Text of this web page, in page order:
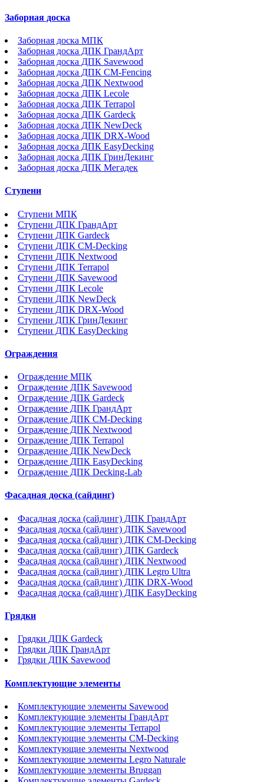
Заборная доска
Заборная доска МПК
Заборная доска ДПК ГрандАрт
Заборная доска ДПК Savewood
Заборная доска ДПК CM-Fencing
Заборная доска ДПК Nextwood
Заборная доска ДПК Lecole
Заборная доска ДПК Terrapol
Заборная доска ДПК Gardeck
Заборная доска ДПК NewDeck
Заборная доска ДПК DRX-Wood
Заборная доска ДПК EasyDecking
Заборная доска ДПК ГринДекинг
Заборная доска ДПК Мегадек
Ступени
Ступени МПК
Ступени ДПК ГрандАрт
Ступени ДПК Gardeck
Ступени ДПК CM-Decking
Ступени ДПК Nextwood
Ступени ДПК Terrapol
Ступени ДПК Savewood
Ступени ДПК Lecole
Ступени ДПК NewDeck
Ступени ДПК DRX-Wood
Ступени ДПК ГринДекинг
Ступени ДПК EasyDecking
Ограждения
Ограждение МПК
Ограждение ДПК Savewood
Ограждение ДПК Gardeck
Ограждение ДПК ГрандАрт
Ограждение ДПК CM-Decking
Ограждение ДПК Nextwood
Ограждение ДПК Terrapol
Ограждение ДПК NewDeck
Ограждение ДПК EasyDecking
Ограждение ДПК Decking-Lab
Фасадная доска (сайдинг)
Фасадная доска (сайдинг) ДПК ГрандАрт
Фасадная доска (сайдинг) ДПК Savewood
Фасадная доска (сайдинг) ДПК CM-Decking
Фасадная доска (сайдинг) ДПК Gardeck
Фасадная доска (сайдинг) ДПК Nextwood
Фасадная доска (сайдинг) ДПК Legro Ultra
Фасадная доска (сайдинг) ДПК DRX-Wood
Фасадная доска (сайдинг) ДПК EasyDecking
Грядки
Грядки ДПК Gardeck
Грядки ДПК ГрандАрт
Грядки ДПК Savewood
Комплектующие элементы
Комплектующие элементы Savewood
Комплектующие элементы ГрандАрт
Комплектующие элементы Terrapol
Комплектующие элементы CM-Decking
Комплектующие элементы Nextwood
Комплектующие элементы Legro Naturale
Комплектующие элементы Bruggan